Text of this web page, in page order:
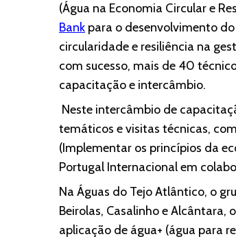
(Água na Economia Circular e
Bank para o desenvolvimento
circularidade e resiliência na
com sucesso, mais de 40
capacitação e intercâmbio.
Neste intercâmbio de
temáticos e visitas técnicas,
(Implementar os princípios da
Portugal Internacional em
Na Águas do Tejo Atlântico, o
Beirolas, Casalinho e Alcântara,
aplicação de água+ (água para